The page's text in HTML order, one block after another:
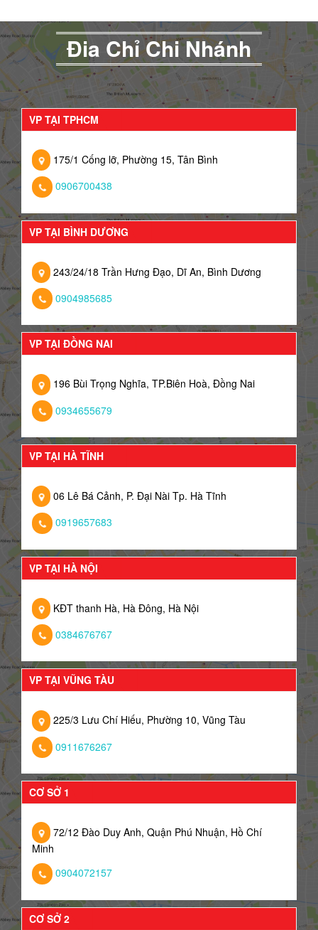
Đia Chỉ Chi Nhánh
VP TẠI TPHCM
175/1 Cống lỡ, Phường 15, Tân Bình
0906700438
VP TẠI BÌNH DƯƠNG
243/24/18 Trần Hưng Đạo, Dĩ An, Bình Dương
0904985685
VP TẠI ĐỒNG NAI
196 Bùi Trọng Nghĩa, TP.Biên Hoà, Đồng Nai
0934655679
VP TẠI HÀ TĨNH
06 Lê Bá Cảnh, P. Đại Nài Tp. Hà Tĩnh
0919657683
VP TẠI HÀ NỘI
KĐT thanh Hà, Hà Đông, Hà Nội
0384676767
VP TẠI VŨNG TÀU
225/3 Lưu Chí Hiếu, Phường 10, Vũng Tàu
0911676267
CƠ SỞ 1
72/12 Đào Duy Anh, Quận Phú Nhuận, Hồ Chí
Minh
0904072157
CƠ SỞ 2